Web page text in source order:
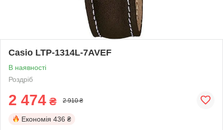
Casio LTP-1314L-7AVEF
В наявності
Роздріб
2 474 ₴ 2 910 ₴
Економія 436 ₴